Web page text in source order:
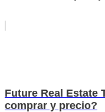
Future Real Estate
comprar y precio?